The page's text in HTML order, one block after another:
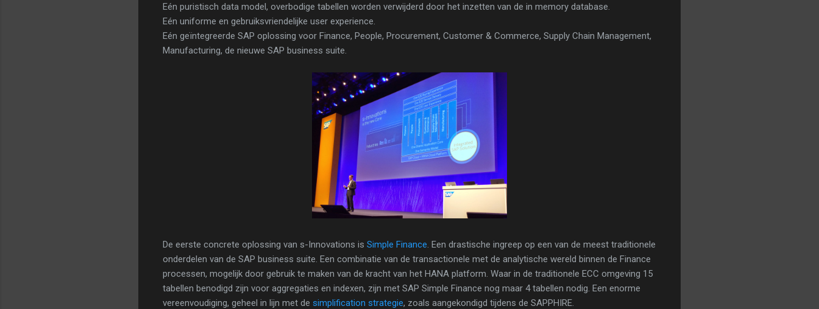
Eén puristisch data model, overbodige tabellen worden verwijderd door het inzetten van de in memory database.
Eén uniforme en gebruiksvriendelijke user experience.
Eén geïntegreerde SAP oplossing voor Finance, People, Procurement, Customer & Commerce, Supply Chain Management,
Manufacturing, de nieuwe SAP business suite.
De eerste concrete oplossing van s-Innovations is Simple Finance . Een drastische ingreep op een van de meest traditionele
onderdelen van de SAP business suite. Een combinatie van de transactionele met de analytische wereld binnen de Finance
processen, mogelijk door gebruik te maken van de kracht van het HANA platform. Waar in de traditionele ECC omgeving 15
tabellen benodigd zijn voor aggregaties en indexen, zijn met SAP Simple Finance nog maar 4 tabellen nodig. Een enorme
vereenvoudiging, geheel in lijn met de simplification strategie, zoals aangekondigd tijdens de SAPPHIRE.